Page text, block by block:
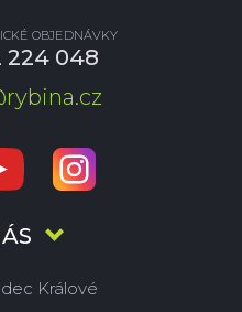
Králové
OBJEDNÁVKY
224 048